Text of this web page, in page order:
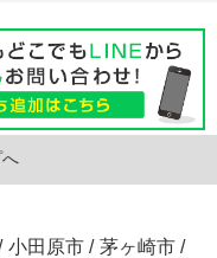
小田原市 / 茅ヶ崎市 /